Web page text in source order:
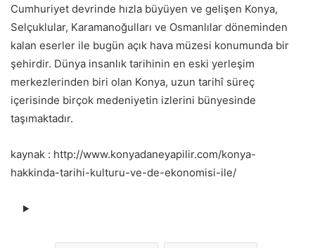
Cumhuriyet devrinde hızla büyüyen ve gelişen Konya,
Selçuklular, Karamanoğulları ve Osmanlılar döneminden
kalan eserler ile bugün açık hava müzesi konumunda bir
şehirdir. Dünya insanlık tarihinin en eski yerleşim
merkezlerinden biri olan Konya, uzun tarihî süreç
içerisinde birçok medeniyetin izlerini bünyesinde
taşımaktadır.
kaynak : http://www.konyadaneyapilir.com/konya-
hakkinda-tarihi-kulturu-ve-de-ekonomisi-ile/